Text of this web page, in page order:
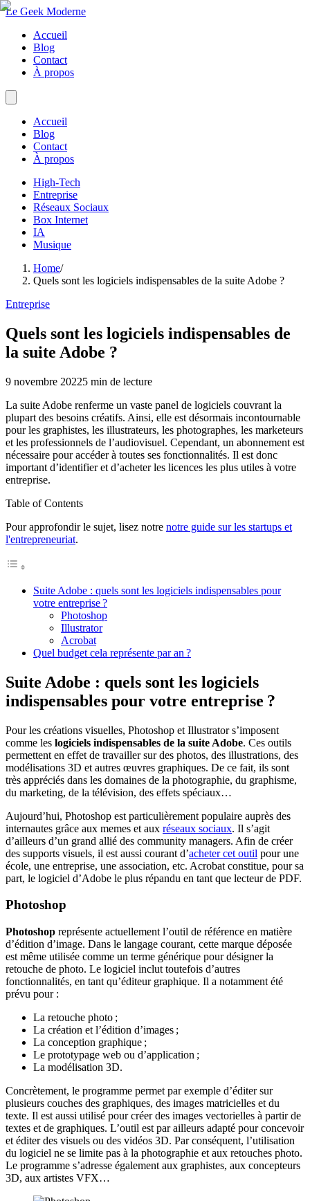
Le Geek Moderne
Accueil
Blog
Contact
À propos
Accueil
Blog
Contact
À propos
High-Tech
Entreprise
Réseaux Sociaux
Box Internet
IA
Musique
Home/
Quels sont les logiciels indispensables de la suite Adobe ?
Entreprise
Quels sont les logiciels indispensables de
la suite Adobe ?
9 novembre 20225 min de lecture
La suite Adobe renferme un vaste panel de logiciels couvrant la
plupart des besoins créatifs. Ainsi, elle est désormais incontournable
pour les graphistes, les illustrateurs, les photographes, les marketeurs
et les professionnels de l’audiovisuel. Cependant, un abonnement est
nécessaire pour accéder à toutes ses fonctionnalités. Il est donc
important d’identifier et d’acheter les licences les plus utiles à votre
entreprise.
Table of Contents
Pour approfondir le sujet, lisez notre notre guide sur les startups et
l'entrepreneuriat.
Suite Adobe : quels sont les logiciels indispensables pour
votre entreprise ?
Photoshop
Illustrator
Acrobat
Quel budget cela représente par an ?
Suite Adobe : quels sont les logiciels
indispensables pour votre entreprise ?
Pour les créations visuelles, Photoshop et Illustrator s’imposent
comme les logiciels indispensables de la suite Adobe. Ces outils
permettent en effet de travailler sur des photos, des illustrations, des
modélisations 3D et autres œuvres graphiques. De ce fait, ils sont
très appréciés dans les domaines de la photographie, du graphisme,
du marketing, de la télévision, des effets spéciaux…
Aujourd’hui, Photoshop est particulièrement populaire auprès des
internautes grâce aux memes et aux réseaux sociaux. Il s’agit
d’ailleurs d’un grand allié des community managers. Afin de créer
des supports visuels, il est aussi courant d’acheter cet outil pour une
école, une entreprise, une association, etc. Acrobat constitue, pour sa
part, le logiciel d’Adobe le plus répandu en tant que lecteur de PDF.
Photoshop
Photoshop représente actuellement l’outil de référence en matière
d’édition d’image. Dans le langage courant, cette marque déposée
est même utilisée comme un terme générique pour désigner la
retouche de photo. Le logiciel inclut toutefois d’autres
fonctionnalités, en tant qu’éditeur graphique. Il a notamment été
prévu pour :
La retouche photo ;
La création et l’édition d’images ;
La conception graphique ;
Le prototypage web ou d’application ;
La modélisation 3D.
Concrètement, le programme permet par exemple d’éditer sur
plusieurs couches des graphiques, des images matricielles et du
texte. Il est aussi utilisé pour créer des images vectorielles à partir de
textes et de graphiques. L’outil est par ailleurs adapté pour concevoir
et éditer des visuels ou des vidéos 3D. Par conséquent, l’utilisation
du logiciel ne se limite pas à la photographie et aux retouches photo.
Le programme s’adresse également aux graphistes, aux concepteurs
3D, aux artistes VFX…